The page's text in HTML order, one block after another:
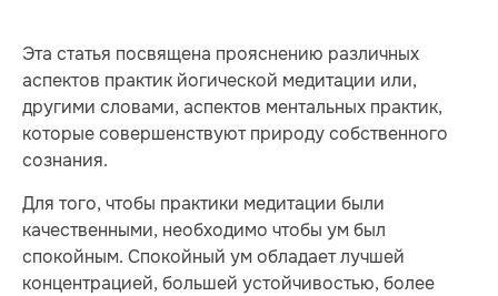
Эта статья посвящена прояснению различных
аспектов практик йогической медитации или,
другими словами, аспектов ментальных практик,
которые совершенствуют природу собственного
сознания.
Для того, чтобы практики медитации были
качественными, необходимо чтобы ум был
спокойным. Спокойный ум обладает лучшей
концентрацией, большей устойчивостью, более